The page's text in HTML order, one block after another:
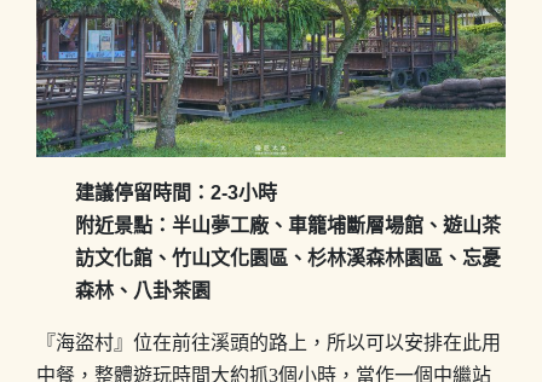
建議停留時間：2-3小時
附近景點：半山夢工廠、車籠埔斷層場館、遊山茶
訪文化館、竹山文化園區、杉林溪森林園區、忘憂
森林、八卦茶園
『海盜村』位在前往溪頭的路上，所以可以安排在此用
中餐，整體遊玩時間大約抓3個小時，當作一個中繼站